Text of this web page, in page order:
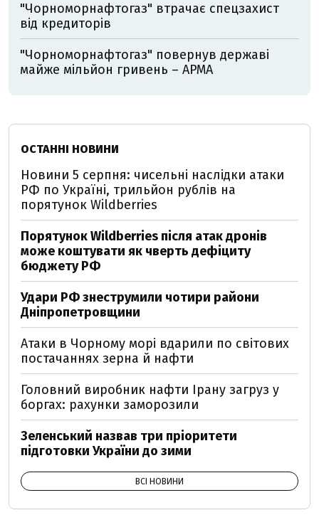
"Чорноморнафтогаз" втрачає спецзахист
від кредиторів
"Чорноморнафтогаз" повернув державі
майже мільйон гривень – АРМА
ОСТАННІ НОВИНИ
Новини 5 серпня: чисельні наслідки атаки
РФ по Україні, трильйон рублів на
порятунок Wildberries
Порятунок Wildberries після атак дронів
може коштувати як чверть дефіциту
бюджету РФ
Удари РФ знеструмили чотири райони
Дніпропетровщини
Атаки в Чорному морі вдарили по світових
постачаннях зерна й нафти
Головний виробник нафти Ірану загруз у
боргах: рахунки заморозили
Зеленський назвав три пріоритети
підготовки України до зими
ВСІ НОВИНИ